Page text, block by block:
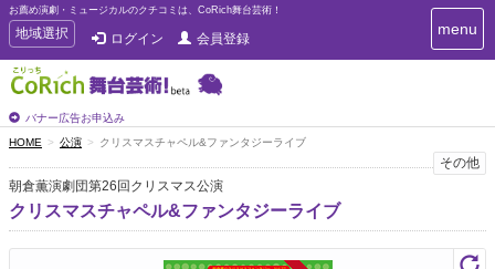
お薦め演劇・ミュージカルのクチコミは、CoRich舞台芸術！
T
o
g
g
e
n
a
v
i
g
地域選択 ログイン 会員登録
バナー広告お申込み
T
o
n
i
g
menu
HOME 公演 クリスマスチャペル&ファンタジーライブ
その他
朝倉薫演劇団第26回クリスマス公演
クリスマスチャペル&ファンタジーライブ